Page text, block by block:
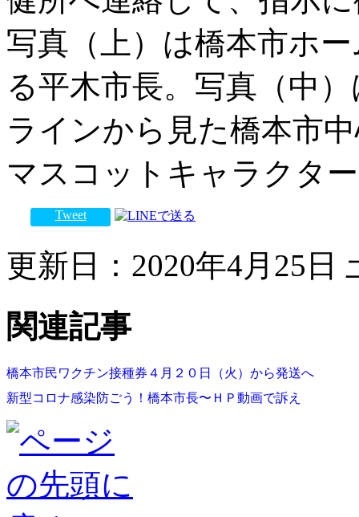
写真（上）は橋本市ホ
る平木市長。写真（中
ラインから見た橋本市
マスコットキャラクタ
Tweet
更新日：2020年4月25日
関連記事
橋本市民ワクチン接種券４月２０日（火）から発送へ
新型コロナ感染防ごう！橋本市長〜ＨＰ動画で訴え